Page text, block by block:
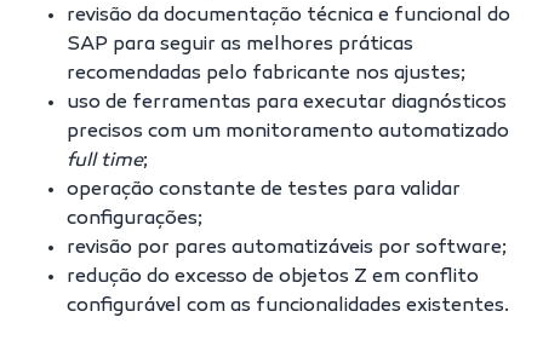
revisão da documentação técnica e funcional do
SAP para seguir as melhores práticas
recomendadas pelo fabricante nos ajustes;
uso de ferramentas para executar diagnósticos
precisos com um monitoramento automatizado
full time;
operação constante de testes para validar
configurações;
revisão por pares automatizáveis por software;
redução do excesso de objetos Z em conflito
configurável com as funcionalidades existentes.